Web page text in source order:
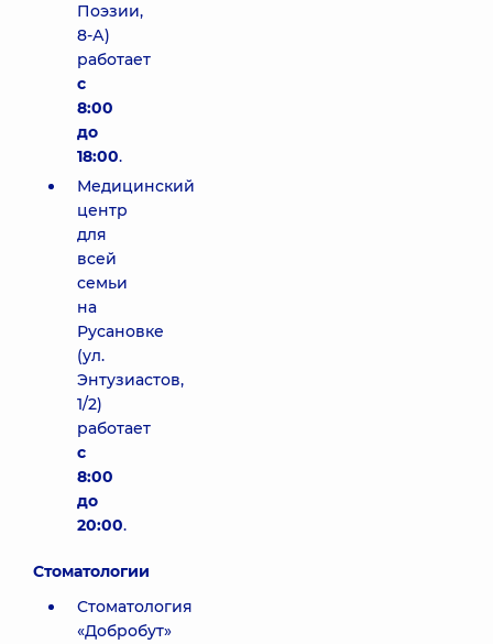
Поэзии,
8-А)
работает
с
8:00
до
18:00.
Медицинский
центр
для
всей
семьи
на
Русановке
(ул.
Энтузиастов,
1/2)
работает
с
8:00
до
20:00.
Стоматологии
Стоматология
«Добробут»